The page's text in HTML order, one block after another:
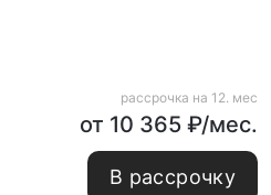
рассрочка на 12. мес
от 10 365 ₽/мес.
В рассрочку